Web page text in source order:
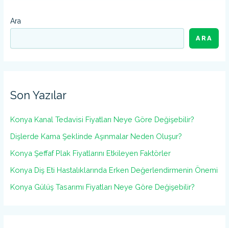
Ara
ARA
Son Yazılar
Konya Kanal Tedavisi Fiyatları Neye Göre Değişebilir?
Dişlerde Kama Şeklinde Aşınmalar Neden Oluşur?
Konya Şeffaf Plak Fiyatlarını Etkileyen Faktörler
Konya Diş Eti Hastalıklarında Erken Değerlendirmenin Önemi
Konya Gülüş Tasarımı Fiyatları Neye Göre Değişebilir?